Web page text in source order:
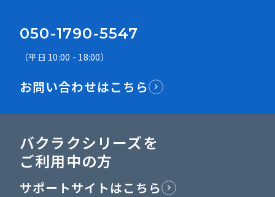
050-1790-5547
（平日 10:00 - 18:00）
お問い合わせはこちら
バクラクシリーズを
ご利用中の方
サポートサイトはこちら